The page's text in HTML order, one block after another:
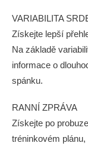
VARIABILITA
Získejte lepší
Na základě
informace o
spánku.
RANNÍ ZPRÁVA
Získejte po
tréninkovém